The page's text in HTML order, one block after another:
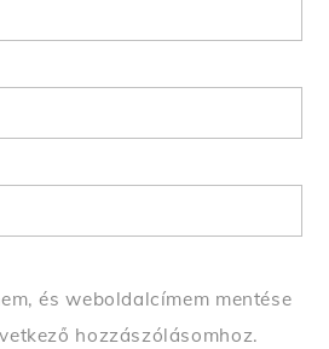
és weboldalcímem mentése
hozzászólásomhoz.